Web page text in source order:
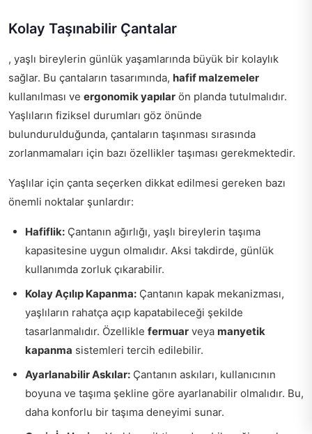
Kolay Taşınabilir Çantalar
, yaşlı bireylerin günlük yaşamlarında büyük bir kolaylık
sağlar. Bu çantaların tasarımında, hafif malzemeler
kullanılması ve ergonomik yapılar ön planda tutulmalıdır.
Yaşlıların fiziksel durumları göz önünde
bulundurulduğunda, çantaların taşınması sırasında
zorlanmamaları için bazı özellikler taşıması gerekmektedir.
Yaşlılar için çanta seçerken dikkat edilmesi gereken bazı
önemli noktalar şunlardır:
Hafiflik: Çantanın ağırlığı, yaşlı bireylerin taşıma
kapasitesine uygun olmalıdır. Aksi takdirde, günlük
kullanımda zorluk çıkarabilir.
Kolay Açılıp Kapanma: Çantanın kapak mekanizması,
yaşlıların rahatça açıp kapatabileceği şekilde
tasarlanmalıdır. Özellikle fermuar veya manyetik
kapanma sistemleri tercih edilebilir.
Ayarlanabilir Askılar: Çantanın askıları, kullanıcının
boyuna ve taşıma şekline göre ayarlanabilir olmalıdır. Bu,
daha konforlu bir taşıma deneyimi sunar.